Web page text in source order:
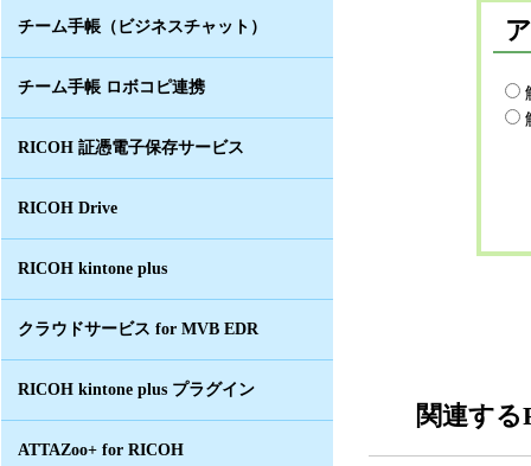
チーム手帳（ビジネスチャット）
チーム手帳 ロボコピ連携
RICOH 証憑電子保存サービス
RICOH Drive
RICOH kintone plus
クラウドサービス for MVB EDR
RICOH kintone plus プラグイン
ATTAZoo+ for RICOH
関連する